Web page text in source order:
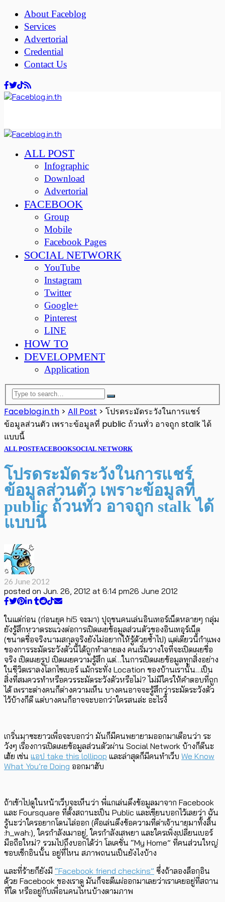
About Faceblog
Services
Advertorial
Credential
Contact Us
ALL POST
Infographic
Download
Advertorial
FACEBOOK
Group
Mobile
Facebook Pages
SOCIAL NETWORK
YouTube
Instagram
Twitter
Google+
Pinterest
LINE
HOW TO
DEVELOPMENT
Application
Faceblog.in.th > All Post > โปรดระมัดระวังในการแชร์
ข้อมูลส่วนตัว เพราะข้อมูลที่ public ถ้วนทั่ว อาจถูก stalk ได้
แบบนี้
ALL POSTFACEBOOKSOCIAL NETWORK
โปรดระมัดระวังในการแชร์
ข้อมูลส่วนตัว เพราะข้อมูลที่
public ถ้วนทั่ว อาจถูก stalk ได้
แบบนี้
26 June 2012
posted on Jun. 26, 2012 at 6:14 pm26 June 2012
ในแต่ก่อน (ก่อนยุค hi5 จะมา) ปุถุชนคนเล่นอินเทอร์เน็ตหลายๆ กลุ่ม
ยังรู้สึกหวาดระแวงต่อการเปิดเผยข้อมูลส่วนตัวของอินเทอร์เน็ต
(ขนาดชื่อจริงนามสกุลจริงยังไม่อยากให้รู้ด้วยซ้ำไป) แต่เดี๋ยวนี้กำแพง
ของการระมัดระวังตัวนี้ได้ถูกทำลายลง คนเริ่มวางใจที่จะเปิดเผยชื่อ
จริง เปิดเผยรูป เปิดเผยความรู้สึก แต่…ในการเปิดเผยข้อมูลทุกสิ่งอย่าง
ในชีวิตเราลงโลกไซเบอร์ แม้กระทั่ง Location ของบ้านเรานั้น…เป็น
สิ่งที่สมควรทำหรือควรระมัดระวังตัวหรือไม่? ไม่มีใครให้คำตอบที่ถูก
ได้ เพราะต่างคนก็ต่างความเห็น บางคนอาจจะรู้สึกว่าระมัดระวังตัว
ไว้บ้างก็ดี แต่บางคนก็อาจจะบอกว่าใครสนล่ะ อะไรงี้
เกริ่นมาซะยาวเพื่อจะบอกว่า มันก็มีคนพยายามออกมาเตือนว่า ระ
วังๆ เรื่องการเปิดเผยข้อมูลส่วนตัวผ่าน Social Network บ้างก็ดีนะ
เฮ้ย เช่น แอป take this lollipop และล่าสุดก็มีคนทำเว็บ We Know
What You’re Doing ออกมาฮับ
ถ้าเข้าไปดูในหน้าเว็บจะเห็นว่า พี่แกเล่นดึงข้อมูลมาจาก Facebook
และ Foursquare ที่ตั้งสถานะเป็น Public และเขียนบอกไว้เลยว่า ฉัน
รู้นะว่าใครอยากโดนไล่ออก (คือเล่นดึงข้อความที่ด่าเจ้านายมาทั้งสิ้น
:h_wah:), ใครกำลังเมาอยู่, ใครกำลังเสพยา และใครเพิ่งเปลี่ยนเบอร์
มือถือใหม่? รวมไปถึงบอกได้ว่า โลเคชั่น “My Home” ที่คนส่วนใหญ่
ชอบเช็กอินนั้น อยู่ที่ไหน สภาพถนนเป็นยังไงบ้าง
และที่ร้ายก็ยังมี “Facebook friend checkins” ซึ่งถ้าลองล็อกอิน
ด้วย Facebook ของเราดู มันก็จะตีแผ่ออกมาเลยว่าเราเคยอยู่ที่สถาน
ที่ใด หรืออยู่กับเพื่อนคนไหนบ้างตามภาพ